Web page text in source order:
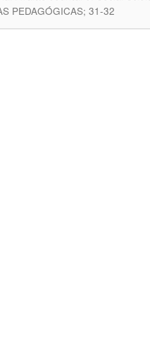
PEDAGÓGICAS; 31-32